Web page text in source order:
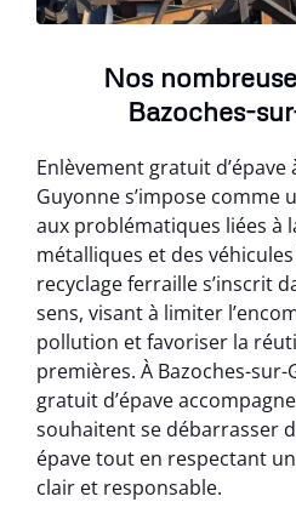
Nos
Bazoches-
Enlèvement gratuit d’épave
Guyonne s’impose comme
aux problématiques liées à
métalliques et des véhicules
recyclage ferraille s’inscrit
sens, visant à limiter
pollution et favoriser la
premières. À Bazoches-
gratuit d’épave
souhaitent se débarrasser
épave tout en respectant
clair et responsable.